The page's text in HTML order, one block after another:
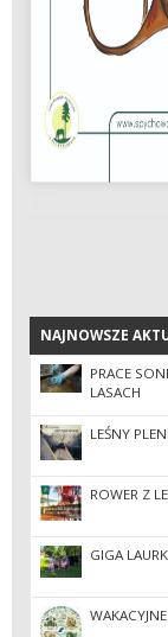
NAJNOWSZE
NAJNOWSZE
PRACE
LASACH
LEŚNY
ROWER Z
GIGA